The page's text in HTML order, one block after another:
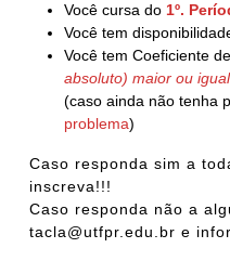
Você cursa do 1º.
Você tem
Você tem Coeficiente
absoluto) maior ou
(caso ainda não tenha
problema)
Caso responda sim a
inscreva!!!
Caso responda não a
tacla@utfpr.edu.br e